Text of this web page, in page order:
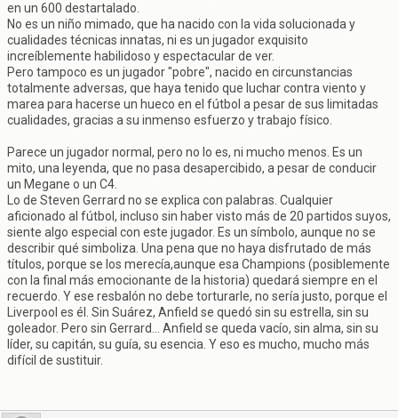
en un 600 destartalado.
No es un niño mimado, que ha nacido con la vida solucionada y
cualidades técnicas innatas, ni es un jugador exquisito
increíblemente habilidoso y espectacular de ver.
Pero tampoco es un jugador "pobre", nacido en circunstancias
totalmente adversas, que haya tenido que luchar contra viento y
marea para hacerse un hueco en el fútbol a pesar de sus limitadas
cualidades, gracias a su inmenso esfuerzo y trabajo físico.
Parece un jugador normal, pero no lo es, ni mucho menos. Es un
mito, una leyenda, que no pasa desapercibido, a pesar de conducir
un Megane o un C4.
Lo de Steven Gerrard no se explica con palabras. Cualquier
aficionado al fútbol, incluso sin haber visto más de 20 partidos suyos,
siente algo especial con este jugador. Es un símbolo, aunque no se
describir qué simboliza. Una pena que no haya disfrutado de más
títulos, porque se los merecía,aunque esa Champions (posiblemente
con la final más emocionante de la historia) quedará siempre en el
recuerdo. Y ese resbalón no debe torturarle, no sería justo, porque el
Liverpool es él. Sin Suárez, Anfield se quedó sin su estrella, sin su
goleador. Pero sin Gerrard... Anfield se queda vacío, sin alma, sin su
líder, su capitán, su guía, su esencia. Y eso es mucho, mucho más
difícil de sustituir.